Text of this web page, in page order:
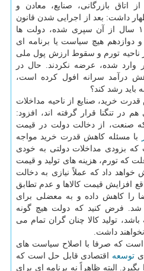
بازرگانی، صنایع، معادن و
داشت: بعد از اجرایی شدن قانون
هدفمندی یارانه ها که حدود ۱۰ سال از آن سپری شده، دولت ها
دوازدهم هیچ سیاست یا برنامه ای
ناحیه تورم و سقوط ارزش پول ملی
وارد شده، عرضه نکردند. حال در
درآمد سرانه افول کرده است،
باید رشد کند؟
قدرت خرید، صنایع از ناحیه مداخلات
در تنگنا قرار گرفته اند، افزود:
صنعت، از دخالت دولت در قیمت
با مسئله کاهش قدرت خرید مواجه
بزودی مداخلات دولتی به خودی
که تورم، هزینه های تولید و قیمت
خواهد داد که عملاً نیازی به دخالت
افزایش قیمت کالاها و عدم تطابق
را کاهش داده و به معضلی برای
شد. فرض کنید که دولت هیچ گونه
تولید کالا چنان گران تمام می
داشت.
است که صرفا با اصلاح سیاست های
توسعه اقتصادی قابل حل است که
البته ظاهراً نه برنامه ای برای